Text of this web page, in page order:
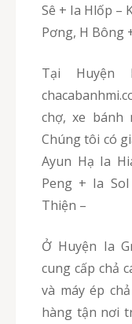
Sê + Ia Hlốp –
Pơng, H Bông
Tại Huyện Phú Thiện của Gia Lai,
chợ, xe bánh
Chúng tôi có
Ayun Hạ Ia
Peng + Ia
Thiện –
Ở Huyện Ia Grai của Gia Lai, chúng tôi có
cung cấp chả
và máy ép
hàng tận nơi